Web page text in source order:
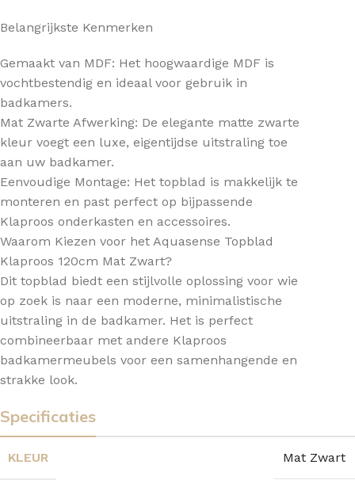
Belangrijkste Kenmerken
Gemaakt van MDF: Het hoogwaardige MDF is
vochtbestendig en ideaal voor gebruik in
badkamers.
Mat Zwarte Afwerking: De elegante matte zwarte
kleur voegt een luxe, eigentijdse uitstraling toe
aan uw badkamer.
Eenvoudige Montage: Het topblad is makkelijk te
monteren en past perfect op bijpassende
Klaproos onderkasten en accessoires.
Waarom Kiezen voor het Aquasense Topblad
Klaproos 120cm Mat Zwart?
Dit topblad biedt een stijlvolle oplossing voor wie
op zoek is naar een moderne, minimalistische
uitstraling in de badkamer. Het is perfect
combineerbaar met andere Klaproos
badkamermeubels voor een samenhangende en
strakke look.
Specificaties
KLEUR Mat Zwart